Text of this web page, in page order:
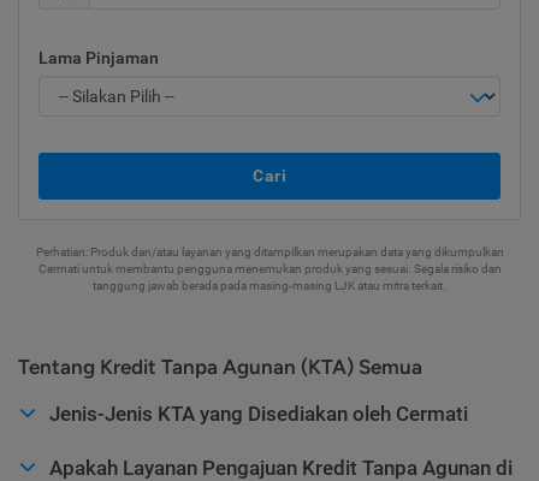
Lama Pinjaman
Cari
Perhatian: Produk dan/atau layanan yang ditampilkan merupakan data yang dikumpulkan
Cermati untuk membantu pengguna menemukan produk yang sesuai. Segala risiko dan
tanggung jawab berada pada masing-masing LJK atau mitra terkait.
Tentang Kredit Tanpa Agunan (KTA) Semua
Jenis-Jenis KTA yang Disediakan oleh Cermati
Apakah Layanan Pengajuan Kredit Tanpa Agunan di